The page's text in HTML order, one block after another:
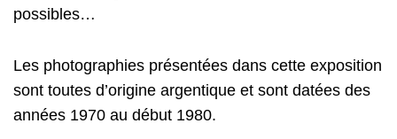
possibles…
Les photographies présentées dans cette exposition
sont toutes d’origine argentique et sont datées des
années 1970 au début 1980.